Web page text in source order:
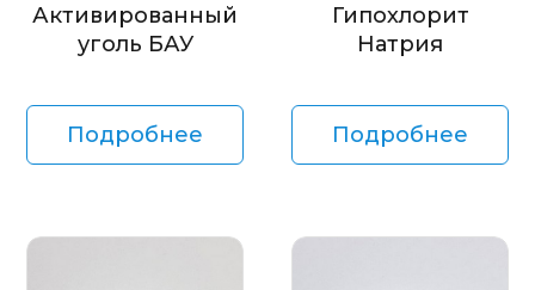
Активированный
уголь БАУ
Подробнее
Гипохлорит
Натрия
Подробнее